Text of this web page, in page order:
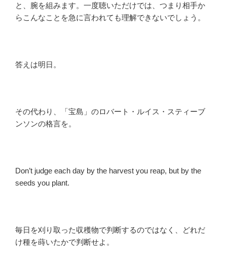
と、腕を組みます。一度聴いただけでは、つまり相手か
らこんなことを急に言われても理解できないでしょう。
答えは明日。
その代わり、「宝島」のロバート・ルイス・スティーブ
ンソンの格言を。
Don’t judge each day by the harvest you reap, but by the
seeds you plant.
毎日を刈り取った収穫物で判断するのではなく、どれだ
け種を蒔いたかで判断せよ。